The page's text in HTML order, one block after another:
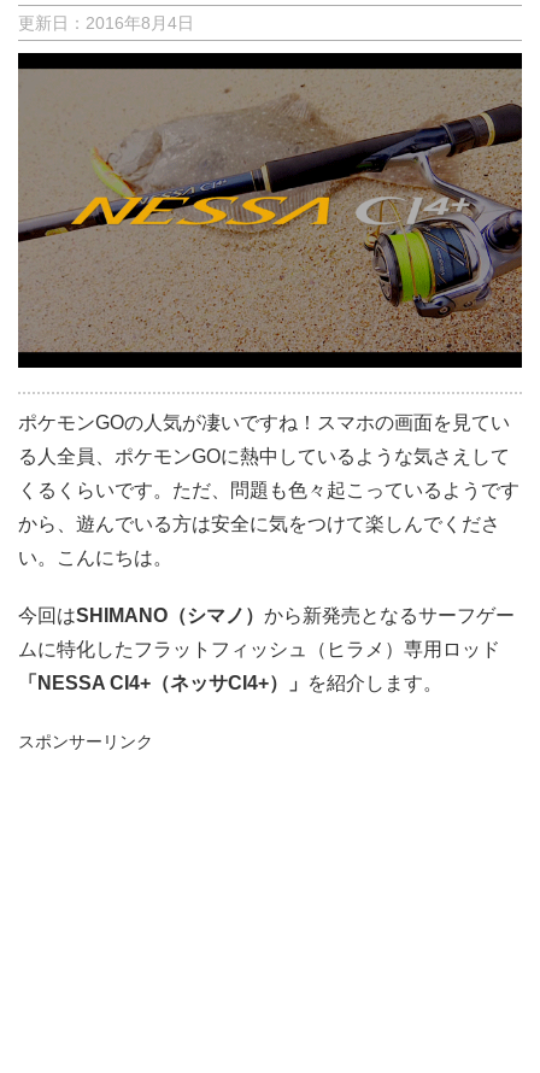
更新日： 2016年8月4日
ポケモンGOの人気が凄いですね！スマホの画面を見てい
る人全員、ポケモンGOに熱中しているような気さえして
くるくらいです。ただ、問題も色々起こっているようです
から、遊んでいる方は安全に気をつけて楽しんでくださ
い。こんにちは。
今回はSHIMANO（シマノ） から新発売となるサーフゲー
ムに特化したフラットフィッシュ（ヒラメ）専用ロッド
「NESSA CI4+（ネッサCI4+）」
を紹介します。
スポンサーリンク